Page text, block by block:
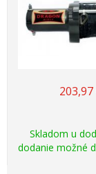
203,97
Skladom u
dodanie možné